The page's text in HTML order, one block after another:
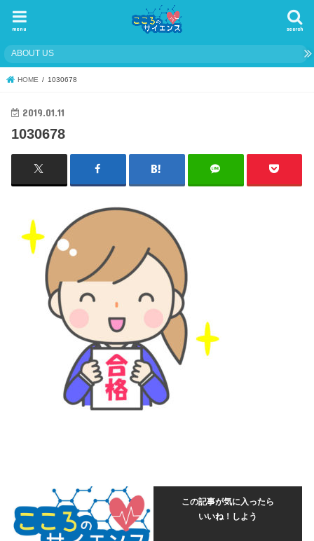
search
menu
ABOUT US
HOME 1030678
2019.01.11
1030678
この記事が気に入ったら
いいね！しよう